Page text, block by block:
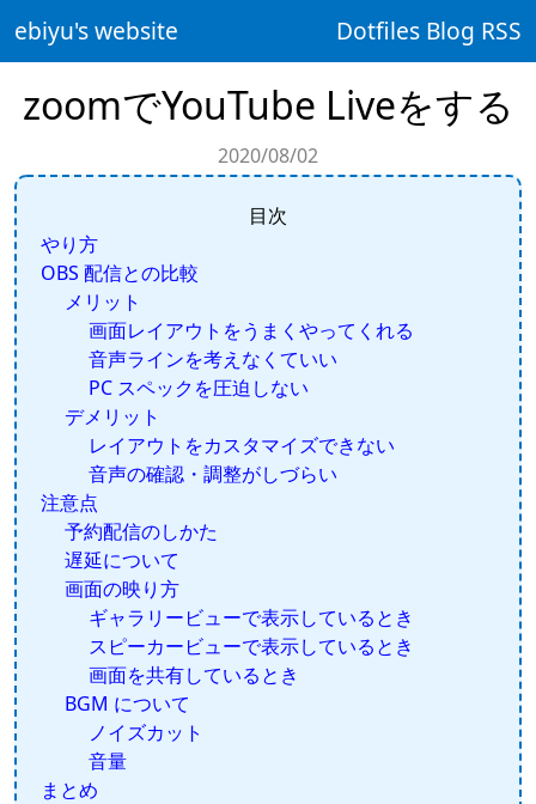
ebiyu's website Dotfiles Blog RSS
zoomでYouTube Liveをする
2020/08/02
目次
やり方
OBS 配信との比較
メリット
画面レイアウトをうまくやってくれる
音声ラインを考えなくていい
PC スペックを圧迫しない
デメリット
レイアウトをカスタマイズできない
音声の確認・調整がしづらい
注意点
予約配信のしかた
遅延について
画面の映り方
ギャラリービューで表示しているとき
スピーカービューで表示しているとき
画面を共有しているとき
BGM について
ノイズカット
音量
まとめ